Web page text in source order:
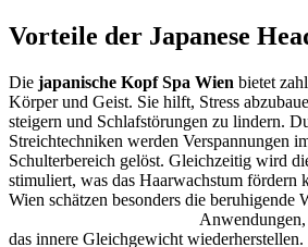
Vorteile der Japanese
Die japanische Kopf Spa Wien bietet
Körper und Geist. Sie hilft, Stress
steigern und Schlafstörungen zu lindern.
Streichtechniken werden Verspannungen
Schulterbereich gelöst. Gleichzeitig wird
stimuliert, was das Haarwachstum fördern
Wien schätzen besonders die beruhigende
das innere Gleichgewicht wiederherstellen.